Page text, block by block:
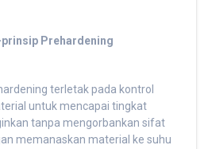
Prehardening
terletak pada kontrol
untuk mencapai tingkat
tanpa mengorbankan sifat
memanaskan material ke suhu